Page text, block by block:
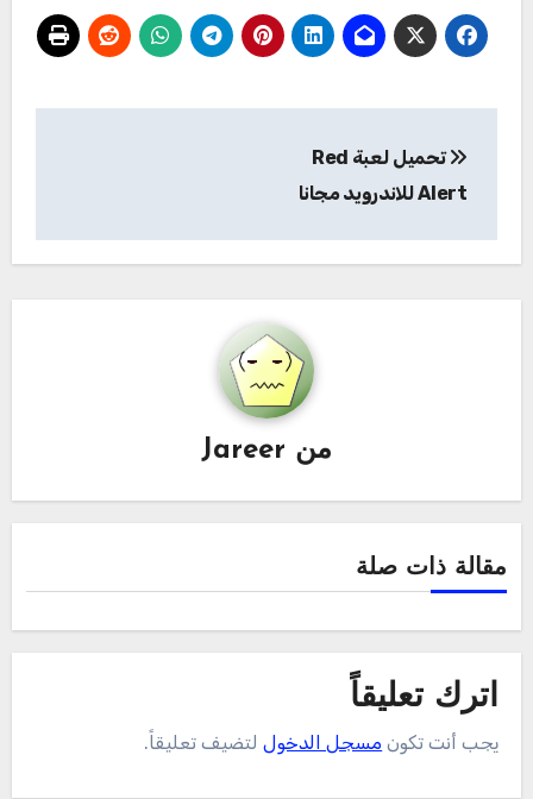
المقالات
تحميل لعبة Red
Alert للاندرويد مجانا
من Jareer
مقالة ذات صلة
اترك تعليقاً
يجب أنت تكون مسجل الدخوللتضيف تعليقاً.